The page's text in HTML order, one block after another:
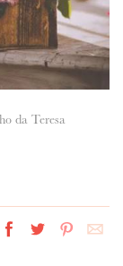
da Teresa